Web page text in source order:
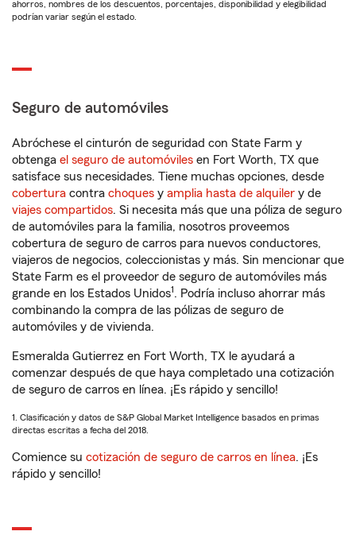
ahorros, nombres de los descuentos, porcentajes, disponibilidad y elegibilidad
podrían variar según el estado.
Seguro de automóviles
Abróchese el cinturón de seguridad con State Farm y
obtenga el seguro de automóviles en Fort Worth, TX que
satisface sus necesidades. Tiene muchas opciones, desde
cobertura contra choques y amplia hasta de alquiler y de
viajes compartidos. Si necesita más que una póliza de seguro
de automóviles para la familia, nosotros proveemos
cobertura de seguro de carros para nuevos conductores,
viajeros de negocios, coleccionistas y más. Sin mencionar que
State Farm es el proveedor de seguro de automóviles más
grande en los Estados Unidos1. Podría incluso ahorrar más
combinando la compra de las pólizas de seguro de
automóviles y de vivienda.
Esmeralda Gutierrez en Fort Worth, TX le ayudará a
comenzar después de que haya completado una cotización
de seguro de carros en línea. ¡Es rápido y sencillo!
1. Clasificación y datos de S&P Global Market Intelligence basados en primas
directas escritas a fecha del 2018.
Comience su cotización de seguro de carros en línea. ¡Es
rápido y sencillo!